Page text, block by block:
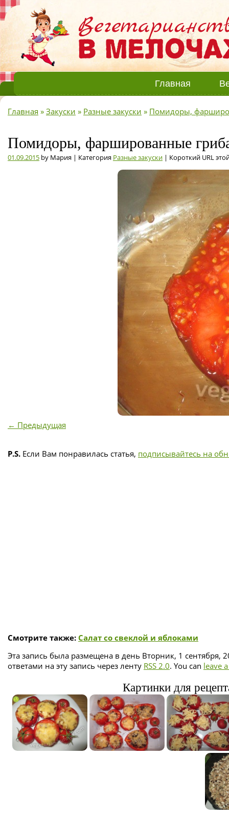
Главная
Главная » Закуски » Разные закуски » Помидоры,
Помидоры, фаршированные
01.09.2015 by Мария | Категория Разные закуски | Короткий URL
← Предыдущая
P.S. Если Вам понравилась статья, подписывайтесь на
Смотрите также: Салат со свеклой и яблоками
Эта запись была размещена в день Вторник, 1 сентября,
ответами на эту запись через ленту RSS 2.0. You can leave
Картинки для